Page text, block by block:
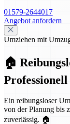
01579-2644017
Angebot anfordern
Umziehen mit
🏠
Ein reibungsloser
von der Planung bis
zuverlässig. 🏠